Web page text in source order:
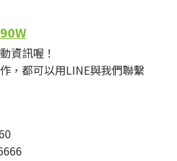
資訊喔！
，都可以用LINE與我們聯繫